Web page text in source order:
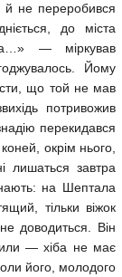
й не переробився
до міста
— міркував
Йому
що той не мав
потривожив
перекидався
окрім нього,
лишаться завтра
на Шептала
тільки віжок
доводиться. Він
— хіба не має
його, молодого